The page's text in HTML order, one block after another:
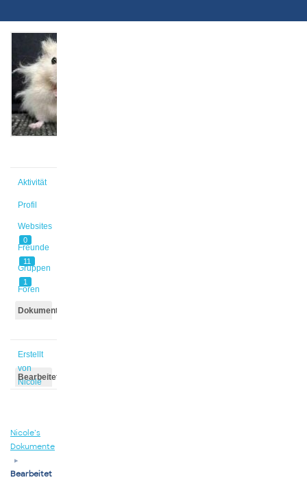
Aktivität
Profil
Websites
0
Freunde
11
Gruppen
1
Foren
Dokumente
Erstellt
von
Nicole
Bearbeitet
Nicole’s
Dokumente
▸
Bearbeitet